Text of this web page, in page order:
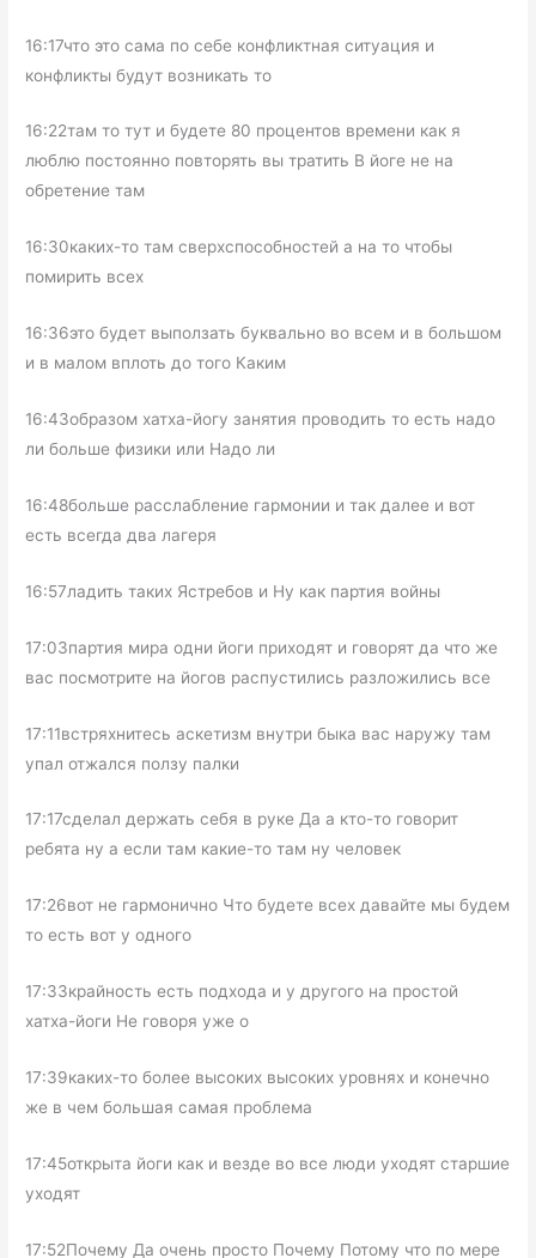
16:17что это сама по себе конфликтная ситуация и
конфликты будут возникать то
16:22там то тут и будете 80 процентов времени как я
люблю постоянно повторять вы тратить В йоге не на
обретение там
16:30каких-то там сверхспособностей а на то чтобы
помирить всех
16:36это будет выползать буквально во всем и в большом
и в малом вплоть до того Каким
16:43образом хатха-йогу занятия проводить то есть надо
ли больше физики или Надо ли
16:48больше расслабление гармонии и так далее и вот
есть всегда два лагеря
16:57ладить таких Ястребов и Ну как партия войны
17:03партия мира одни йоги приходят и говорят да что же
вас посмотрите на йогов распустились разложились все
17:11встряхнитесь аскетизм внутри быка вас наружу там
упал отжался ползу палки
17:17сделал держать себя в руке Да а кто-то говорит
ребята ну а если там какие-то там ну человек
17:26вот не гармонично Что будете всех давайте мы будем
то есть вот у одного
17:33крайность есть подхода и у другого на простой
хатха-йоги Не говоря уже о
17:39каких-то более высоких высоких уровнях и конечно
же в чем большая самая проблема
17:45открыта йоги как и везде во все люди уходят старшие
уходят
17:52Почему Да очень просто Почему Потому что по мере